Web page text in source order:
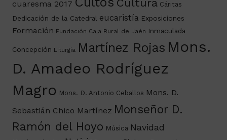
cuaresma 2017 Cáritas
Dedicación de la Catedral eucaristía Exposiciones
Formación Fundación Caja Rural de Jaén Inmaculada
Concepción Liturgia Martínez Rojas Mons.
D. Amadeo Rodríguez
Magro Mons. D. Antonio Ceballos Mons. D.
Sebastián Chico Martínez Monseñor D.
Ramón del Hoyo Música Navidad